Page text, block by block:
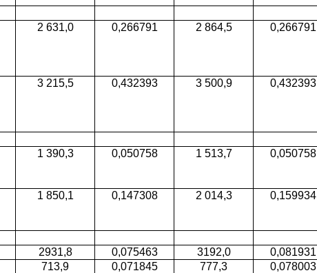
2 631,0 0,266791 2 864,5 0,266791
3 215,5 0,432393 3 500,9 0,432393
1 390,3 0,050758 1 513,7 0,050758
1 850,1 0,147308 2 014,3 0,159934
2931,8 0,075463 3192,0 0,081931
713,9 0,071845 777,3 0,078003